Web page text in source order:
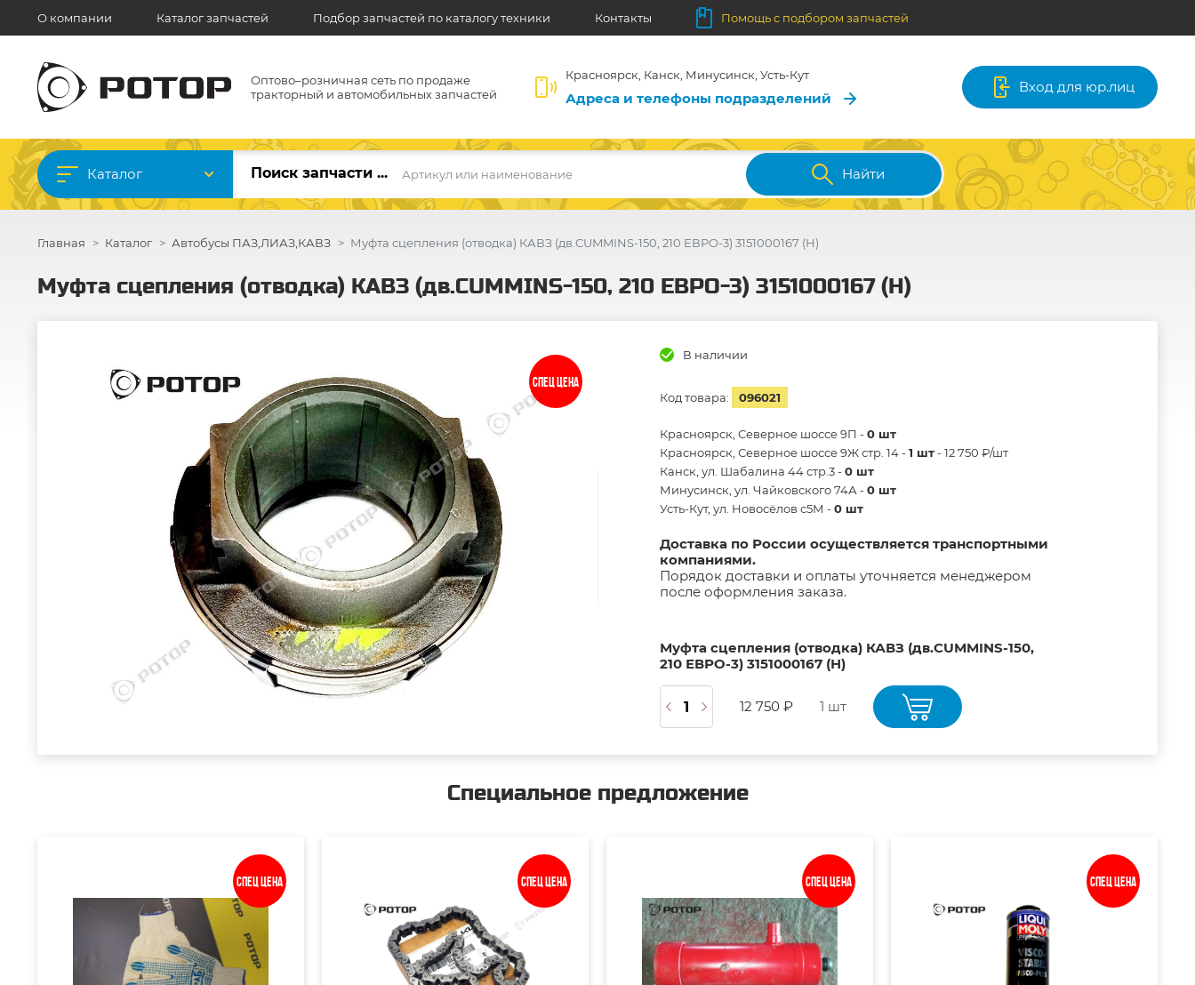
О компании Каталог запчастей Подбор запчастей по каталогу техники Контакты Помощь с подбором запчастей
Оптово–розничная сеть по продаже
тракторный и автомобильных запчастей
Красноярск, Канск, Минусинск, Усть-Кут
Адреса и телефоны подразделений
Вход для юр.лиц
Каталог Артикул или наименование Найти
Главная Каталог Автобусы ПАЗ,ЛИАЗ,КАВЗ Муфта сцепления (отводка) КАВЗ (дв.CUMMINS-150, 210 ЕВРО-3) 3151000167 (Н)
Муфта сцепления (отводка) КАВЗ (дв.CUMMINS-150, 210 ЕВРО-3) 3151000167 (Н)
СПЕЦ ЦЕНА
В наличии
Код товара: 096021
Красноярск, Северное шоссе 9П -0 шт
Красноярск, Северное шоссе 9Ж стр. 14 -1 шт- 12 750 ₽/шт
Канск, ул. Шабалина 44 стр.3 -0 шт
Минусинск, ул. Чайковского 74А -0 шт
Усть-Кут, ул. Новосёлов с5М -0 шт
Доставка по России осуществляется транспортными
компаниями.
Порядок доставки и оплаты уточняется менеджером
после оформления заказа.
Муфта сцепления (отводка) КАВЗ (дв.CUMMINS-150,
210 ЕВРО-3) 3151000167 (Н)
12 750 ₽ 1 шт
Специальное предложение
Спец цена Спец цена Спец цена Спец цена